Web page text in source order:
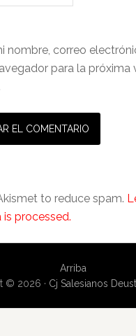
nombre, correo
para la próxima
to reduce spam.
processed.
Arriba
© 2026 · Cj Salesianos